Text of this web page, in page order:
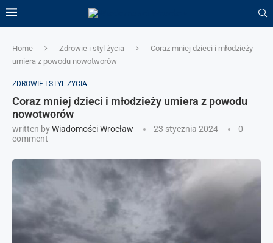
Home Zdrowie i styl życia
Coraz mniej dzieci i młodzieży
umiera z powodu nowotworów
ZDROWIE I STYL ŻYCIA
Coraz mniej dzieci i młodzieży umiera z powodu
nowotworów
written byWiadomości Wrocław 23 stycznia 2024
0
comment